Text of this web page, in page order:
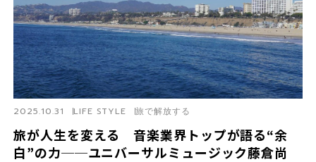
旅が人生を変える 音楽業界トップが語る“余
白”の力──ユニバーサルミュージック藤倉尚
2025.10.31 LIFE STYLE 旅で解放する